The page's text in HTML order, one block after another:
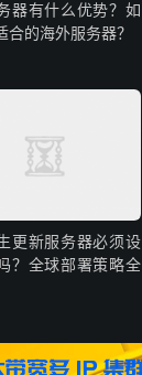
器有什么优势？如
合的海外服务器？
更新服务器必须设
？全球部署策略全